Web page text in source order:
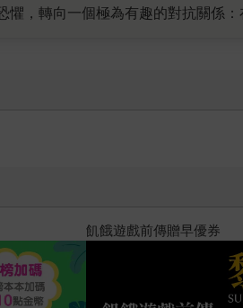
，轉向一個極為有趣的對抗關係
這第二集裡，劉慈欣將許多科幻
，劉慈欣繼續擴大了他想像中的宏
裡，那種無法控制也無法確認對
十字殺手【艾迪．弗林系